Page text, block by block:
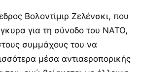
Βολοντίμιρ Ζελένσκι, που
για τη σύνοδο του ΝΑΤΟ,
συμμάχους του να
μέσα αντιαεροπορικής